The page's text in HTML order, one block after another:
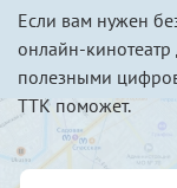
Если вам нужен
онлайн-кинотеатр
полезными
ТТК поможет.